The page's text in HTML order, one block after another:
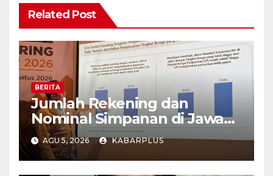
Related Post
BERITA
Jumlah Rekening dan
Nominal Simpanan di Jawa
Timur Meningkat 1,17% Year
on Year.
AGU 5, 2026 KABARPLUS